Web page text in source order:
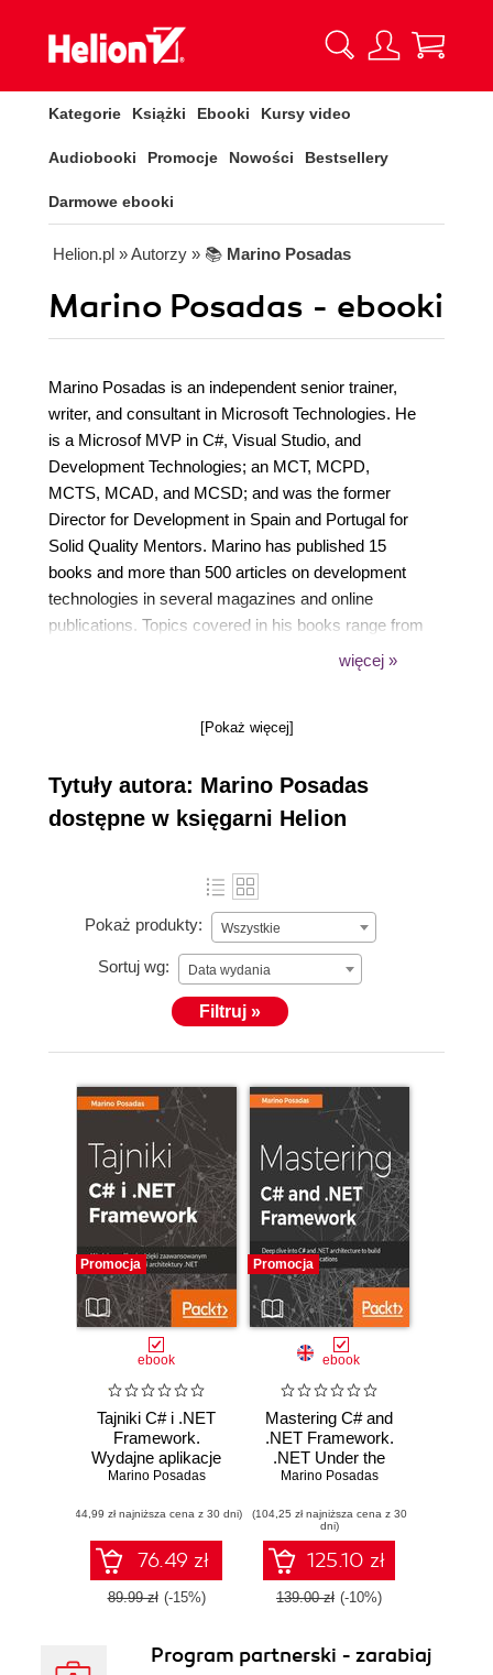
Kategorie Książki Ebooki Kursy video
Audiobooki Promocje Nowości Bestsellery
Darmowe ebooki
Helion.pl » Autorzy » 📚 Marino Posadas
Marino Posadas - ebooki
Marino Posadas is an independent senior trainer,
writer, and consultant in Microsoft Technologies. He
is a Microsof MVP in C#, Visual Studio, and
Development Technologies; an MCT, MCPD,
MCTS, MCAD, and MCSD; and was the former
Director for Development in Spain and Portugal for
Solid Quality Mentors. Marino has published 15
books and more than 500 articles on development
technologies in several magazines and online
publications. Topics covered in his books range from
Clipper and Visual Basic 5.0/ 6.0 to C # and .NET-
are Mastering C# and .NET Framework, Packt
HTML5, CSS3, and JavaScript with Visual Studio.
He is also a speaker at Microsof events, having
lectured in Spain, Portugal, England, the USA, Costa
(https://twitter.com/marinoposadas)
więcej »
[Pokaż więcej]
Tytuły autora: Marino Posadas
dostępne w księgarni Helion
Pokaż produkty: Wszystkie
Sortuj wg: Data wydania
Filtruj »
Promocja
ebook
Tajniki C# i .NET
Framework.
Wydajne aplikacje
dzięki
funkcjom języka
C# i architektury
.NET
Marino Posadas
(44,99 zł najniższa cena z 30 dni)
76.49 zł
89.99 zł (-15%)
Promocja
ebook
Mastering C# and
.NET Framework.
.NET Under the
hood
Marino Posadas
(104,25 zł najniższa cena z 30
dni)
125.10 zł
139.00 zł (-10%)
Program partnerski - zarabiaj